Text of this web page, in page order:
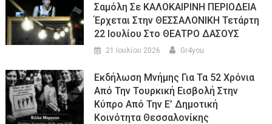
Σαμόλη Σε ΚΑΛΟΚΑΙΡΙΝΗ ΠΕΡΙΟΔΕΙΑ
Έρχεται Στην ΘΕΣΣΑΛΟΝΙΚΗ Τετάρτη
22 Ιουλίου Στο ΘΕΑΤΡΟ ΔΑΣΟΥΣ
21 Ιουλίου 2026 Gr4you
Εκδήλωση Μνήμης Για Τα 52 Χρόνια
Από Την Τουρκική Εισβολή Στην
Κύπρο Από Την Ε’ Δημοτική
Κοινότητα Θεσσαλονίκης